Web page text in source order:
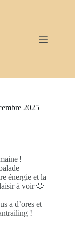
2025
!
énergie et la
à voir 🐶
a d’ores et
!